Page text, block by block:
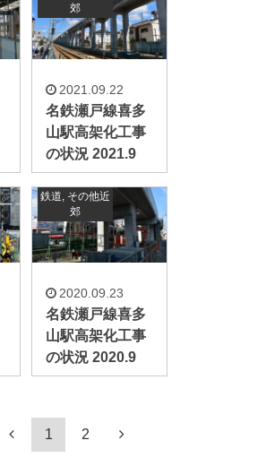
名鉄瀬戸線喜多
山駅高架化工事
の状況 2021.9
2021.09.22
郊
名鉄瀬戸線喜多
山駅高架化工事
の状況 2020.9
2020.09.23
鉄道 その他近
郊
1 2